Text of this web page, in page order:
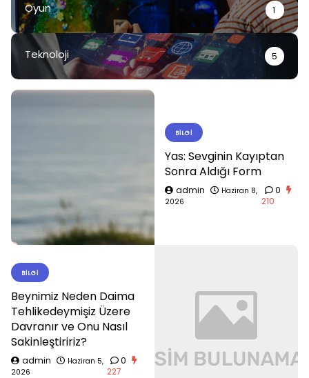
Oyun 1
Teknoloji 5
BILGI
Yas: Sevginin Kayıptan
Sonra Aldığı Form
admin
Haziran 8,
2026
0
210
BILGI
Beynimiz Neden Daima
Tehlikedeymişiz Üzere
Davranır ve Onu Nasıl
Sakinleştiririz?
admin
Haziran 5,
2026
0
227